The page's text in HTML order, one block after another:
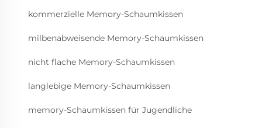
kommerzielle Memory-Schaumkissen
milbenabweisende Memory-Schaumkissen
nicht flache Memory-Schaumkissen
langlebige Memory-Schaumkissen
memory-Schaumkissen für Jugendliche